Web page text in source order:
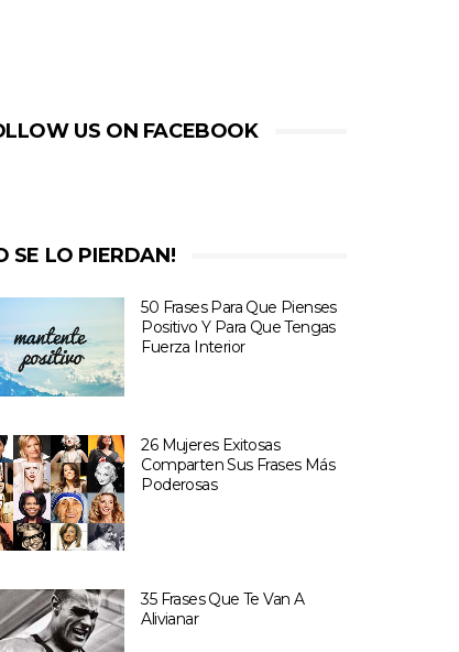
US ON FACEBOOK
SE LO PIERDAN!
50 Frases Para Que Pienses
Positivo Y Para Que Tengas
Fuerza Interior
26 Mujeres Exitosas
Comparten Sus Frases Más
Poderosas
35 Frases Que Te Van A
Alivianar